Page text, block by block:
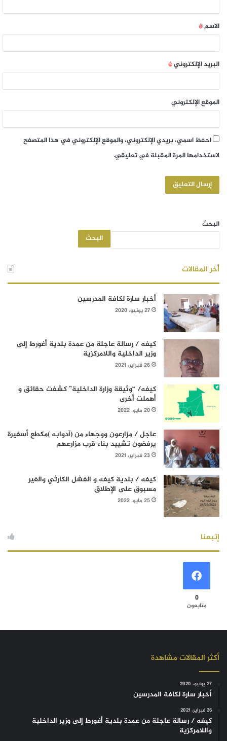
الاسم*
البريد الإلكتروني*
الموقع الإلكتروني
احفظ اسمي، بريدي الإلكتروني، والموقع الإلكتروني في هذا المتصفح
لاستخدامها المرة المقبلة في تعليقي.
البحث
البحث
أخر المقالات
أخبار سارة لكافة المدرسين
27 يونيو، 2020
كيفه / رسالة عاجلة من عمدة بلدية أغورط إلى
وزير الداخلية واللامركزية
26 فبراير، 2021
كيفه/ “وثيقة وزارة الداخلية” كشفت حقائق و
أهملت أخرى
20 مايو، 2022
عاجل / مزارعون ووجهاء من (آدوابه )مكطع أسفيرة
يرفضون تشييد بناء قرب مزارعهم
23 فبراير، 2021
كيفه / بلدية كيفه و الفشل الكارثي والغير
مسبوق على الإطلاق
25 مايو، 2022
إتبعنا
0
متابعون
أكثر المقالات مشاهدة
27 يونيو، 2020
أخبار سارة لكافة المدرسين
26 فبراير، 2021
كيفه / رسالة عاجلة من عمدة بلدية أغورط إلى وزير الداخلية
واللامركزية